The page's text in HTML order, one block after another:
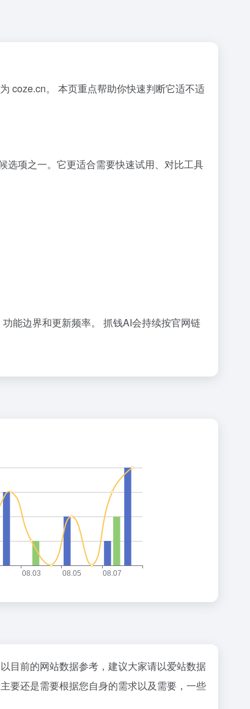
coze.cn。 本页重点帮助你快速判断它适不适
选项之一。它更适合需要快速试用、对比工具
能边界和更新频率。 抓钱AI会持续按官网链
目前的网站数据参考，建议大家请以爱站数据
要还是需要根据您自身的需求以及需要，一些